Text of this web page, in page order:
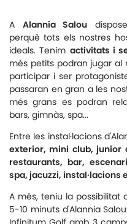
A Alannia Salou
perquè tots els nostres
ideals. Tenim activitats i
més petits podran jugar
participar i ser
passaran en gran a les
més grans es podran
bars, gimnàs, spa...
Entre les instal·lacions
exterior, mini club, junior
restaurants, bar,
spa, jacuzzi, instal·lacions
A més, teniu la possibilitat
5-10 minuts d'Alannia